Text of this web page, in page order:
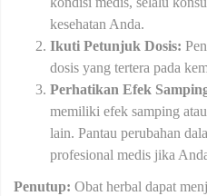
kesehatan Anda.
Ikuti Petunjuk Dosis:
dosis yang tertera pada
Perhatikan Efek
memiliki efek samping
lain. Pantau perubahan
profesional medis jika
Penutup: Obat herbal dapat